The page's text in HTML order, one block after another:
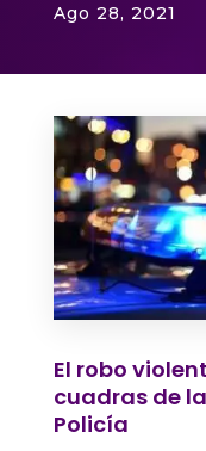
Ago 28, 2021
El robo
cuadras de
Policía